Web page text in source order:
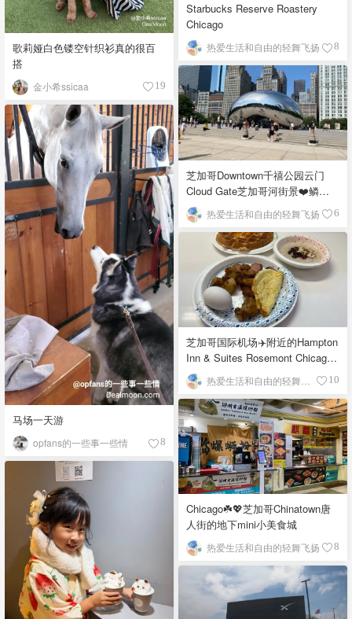
歌莉娅白色镂空针织衫真的很百
搭
金小希ssicaa 19
Starbucks Reserve Roastery
Chicago
热爱生活和自由的轻舞飞扬 8
芝加哥Downtown千禧公园云门
Cloud Gate芝加哥河街景❤️鳞次
栉比的高楼
热爱生活和自由的轻舞飞扬 6
马场一天游
opfans的一些事一些情 8
芝加哥国际机场✈️附近的Hampton
Inn & Suites Rosemont Chicago
O'Hare自助早餐
10
Chicago☘️💖芝加哥Chinatown唐
人街的地下mini小美食城
热爱生活和自由的轻舞飞扬 8